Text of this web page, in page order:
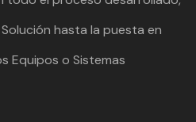
hasta la puesta en
Equipos o Sistemas